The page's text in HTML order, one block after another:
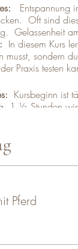
Entspannung
Oft sind
Gelassenheit
In diesem Kurs
musst, sondern
Praxis testen
Kursbeginn ist
1 ½ Stunden
zum Sprung“
richtige Start ist
beim Reiten“
Teilnehmer
Pferd